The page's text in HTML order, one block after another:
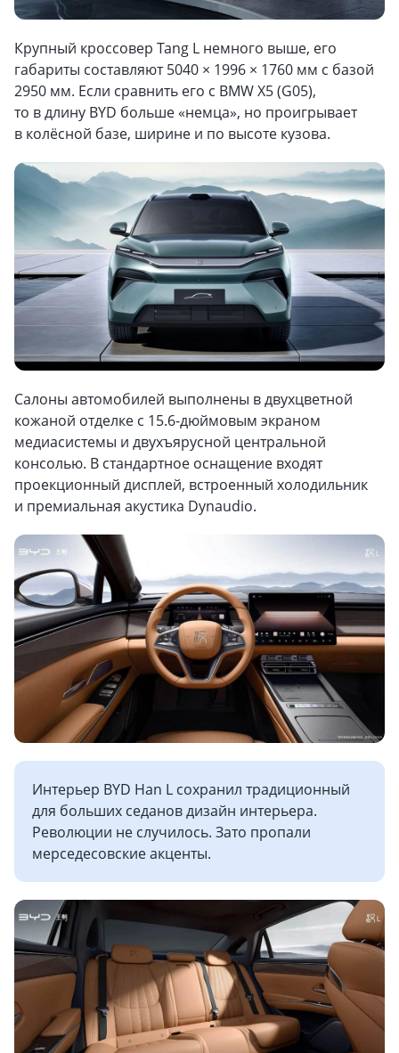
Крупный кроссовер Tang L немного выше, его
габариты составляют 5040 × 1996 × 1760 мм с базой
2950 мм. Если сравнить его с BMW X5 (G05),
то в длину BYD больше «немца», но проигрывает
в колёсной базе, ширине и по высоте кузова.
Салоны автомобилей выполнены в двухцветной
кожаной отделке с 15.6-дюймовым экраном
медиасистемы и двухъярусной центральной
консолью. В стандартное оснащение входят
проекционный дисплей, встроенный холодильник
и премиальная акустика Dynaudio.
Интерьер BYD Han L сохранил традиционный
для больших седанов дизайн интерьера.
Революции не случилось. Зато пропали
мерседесовские акценты.